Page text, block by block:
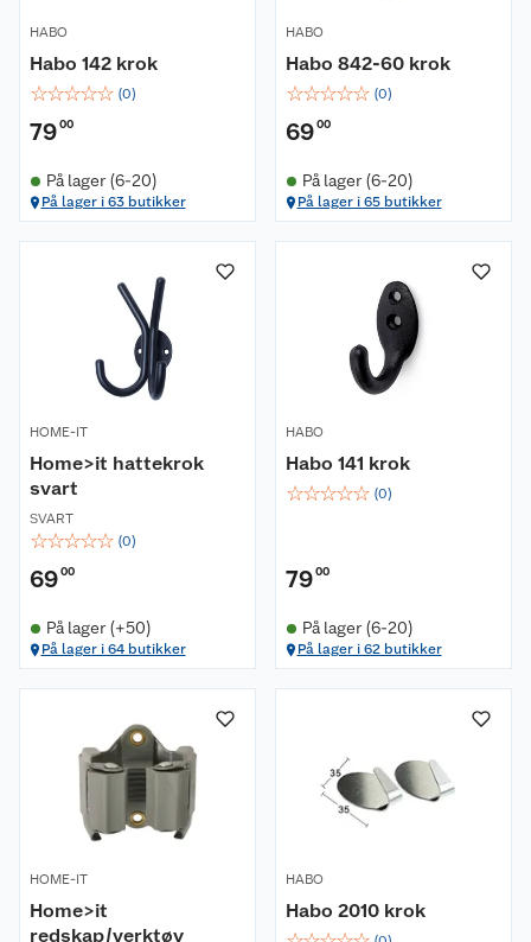
HABO
Habo 142 krok
☆☆☆☆☆ (0)
7900
På lager (6-20)
På lager i 63 butikker
HABO
Habo 842-60 krok
☆☆☆☆☆ (0)
6900
På lager (6-20)
På lager i 65 butikker
HOME-IT
Home>it hattekrok
svart
SVART
☆☆☆☆☆ (0)
6900
På lager (+50)
På lager i 64 butikker
HABO
Habo 141 krok
☆☆☆☆☆ (0)
7900
På lager (6-20)
På lager i 62 butikker
HOME-IT
Home>it
redskap/verktøy
HABO
Habo 2010 krok